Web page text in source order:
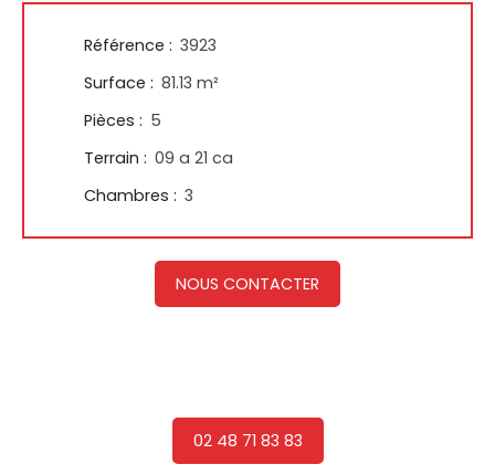
Référence : 3923
Surface : 81.13 m²
Pièces : 5
Terrain : 09 a 21 ca
Chambres : 3
NOUS CONTACTER
02 48 71 83 83